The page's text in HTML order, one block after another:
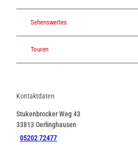
Sehenswertes
Touren
Kontaktdaten
Stukenbrocker Weg 43
33813Oerlinghausen
05202 72477